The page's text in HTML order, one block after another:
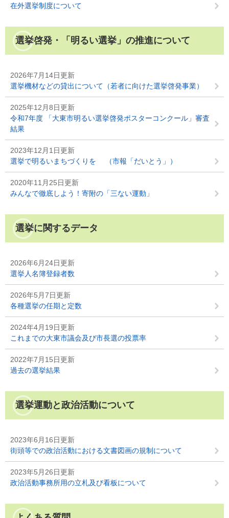
在外選挙制度について
選挙啓発・「明るい選挙」の推進について
2026年7月14日更新
選挙機材などの貸出について（若者に向けた選挙啓発事業）
2025年12月8日更新
令和7年度 「大東市明るい選挙啓発ポスターコンクール」審査
結果
2023年12月1日更新
選挙で明るいまちづくりを （市報「だいとう」）
2020年11月25日更新
みんなで徹底しよう！寄附の「三ない運動」
選挙に関するデータ
2026年6月24日更新
選挙人名簿登録者数
2026年5月7日更新
各種選挙の任期と定数
2024年4月19日更新
これまでの大東市議会及び市長選の投票率
2022年7月15日更新
過去の選挙結果
選挙運動と政治活動について
2023年6月16日更新
街頭等での政治活動における文書図画の規制について
2023年5月26日更新
政治活動事務所用の立札及び看板について